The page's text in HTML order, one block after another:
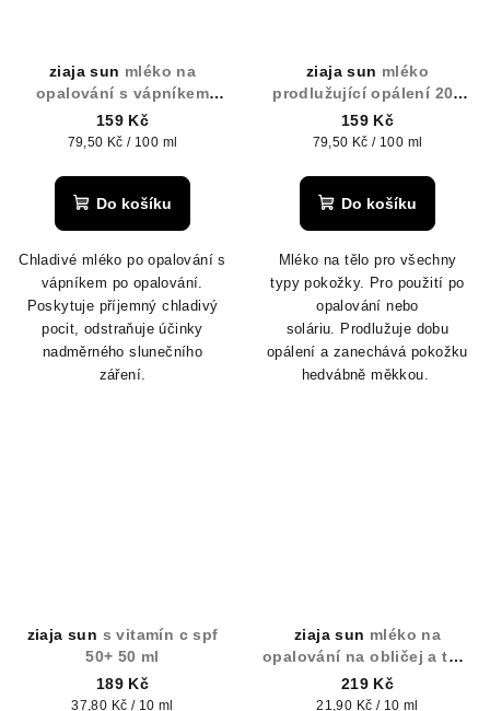
ziaja sun mléko na
opalování s vápníkem
200ml
159 Kč
Měrná
79,50 Kč / 100 ml
Do košíku
Chladivé mléko po opalování s
vápníkem po opalování.
Poskytuje příjemný chladivý
pocit, odstraňuje účinky
nadměrného slunečního
záření.
ziaja sun mléko
prodlužující opálení 200
ml
159 Kč
Měrná
79,50 Kč / 100 ml
Do košíku
Mléko na tělo pro všechny
typy pokožky. Pro použití po
opalování nebo
soláriu. Prodlužuje dobu
opálení a zanechává pokožku
hedvábně měkkou.
ziaja sun s vitamín c spf
50+ 50 ml
189 Kč
Měrná
37,80 Kč / 10 ml
ziaja sun mléko na
opalování na obličej a tělo
spf 30 100ml
219 Kč
Měrná
21,90 Kč / 10 ml